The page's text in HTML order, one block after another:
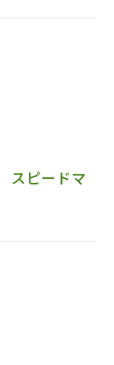
ピードマ